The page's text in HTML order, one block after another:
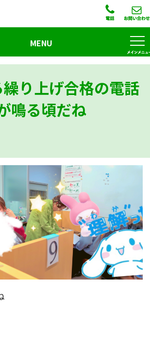
り上げ合格の電話
鳴る頃だね
MENU